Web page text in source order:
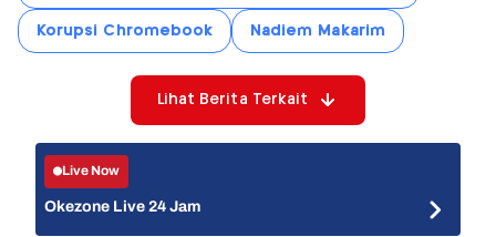
Korupsi Chromebook Nadiem Makarim
Lihat Berita Terkait
Live Now
Okezone Live 24 Jam